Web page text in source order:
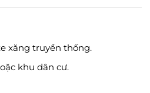
xăng truyền thống.
khu dân cư.